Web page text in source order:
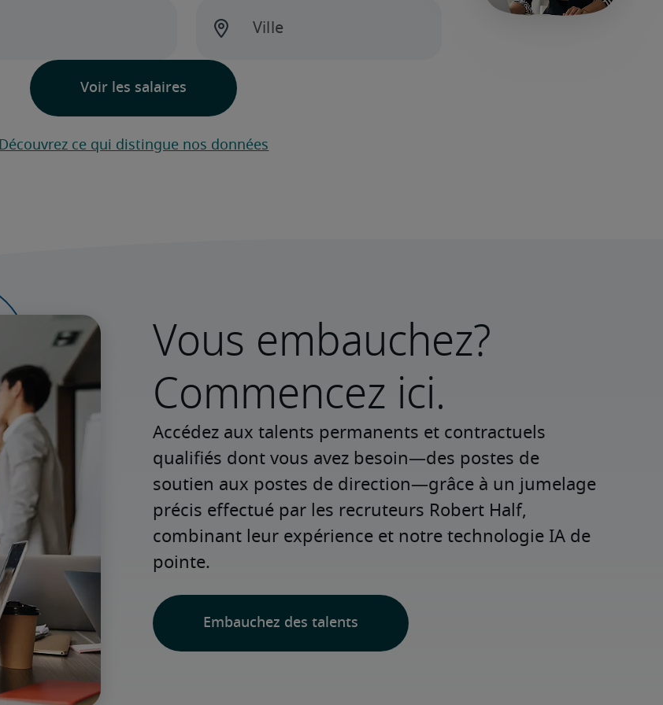
Découvrez ce qui distingue nos données
Vous embauchez?
Commencez ici.
Accédez aux talents permanents et contractuels
qualifiés dont vous avez besoin—des postes de
soutien aux postes de direction—grâce à un jumelage
précis effectué par les recruteurs Robert Half,
combinant leur expérience et notre technologie IA de
pointe.
Embauchez des talents